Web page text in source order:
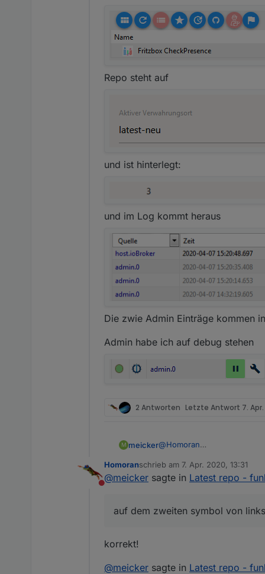
Repo steht auf
und ist hinterlegt:
und im Log kommt heraus
Die zwie Admin Einträge kommen
Admin habe ich auf debug stehen
2 Antworten Letzte Antwort 7. Apr.
M meicker@Homoran
ja - auf dem zweiten
Repo steht auf
Admin habe ich auf debug
Nicht stören
Homoranschrieb am 7. Apr. 2020, 13:31
zuletzt editiert von
@meicker sagte in Latest repo -
auf dem zweiten symbol von links
korrekt!
@meicker sagte in Latest repo -